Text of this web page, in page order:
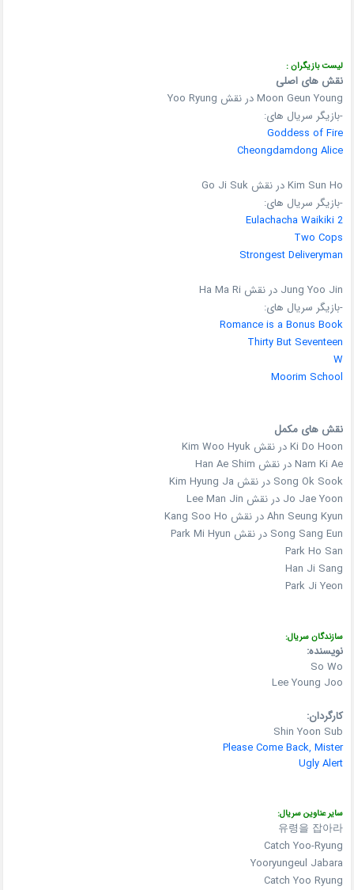
لیست بازیگران :
نقش های اصلی
Moon Geun Young در نقش Yoo Ryung
-بازیگر سریال های:
Goddess of Fire
Cheongdamdong Alice
Kim Sun Ho در نقش Go Ji Suk
-بازیگر سریال های:
Eulachacha Waikiki 2
Two Cops
StrongestDeliveryman
Jung Yoo Jin در نقش Ha Ma Ri
-بازیگر سریال های:
Romance is a Bonus Book
Thirty But Seventeen
W
Moorim School
نقش های مکمل
Ki Do Hoon در نقش Kim Woo Hyuk
Nam Ki Ae در نقش Han Ae Shim
Song Ok Sook در نقش Kim Hyung Ja
Jo Jae Yoon در نقش Lee Man Jin
Ahn Seung Kyun در نقش Kang Soo Ho
Song Sang Eun در نقش Park Mi Hyun
Park Ho San
Han Ji Sang
Park Ji Yeon
سازندگان سریال:
نویسنده:
So Wo
Lee Young Joo
کارگردان:
Shin Yoon Sub
Please Come Back, Mister
Ugly Alert
سایر عناوین سریال:
유령을 잡아라
Catch Yoo-Ryung
Yooryungeul Jabara
Catch Yoo Ryung